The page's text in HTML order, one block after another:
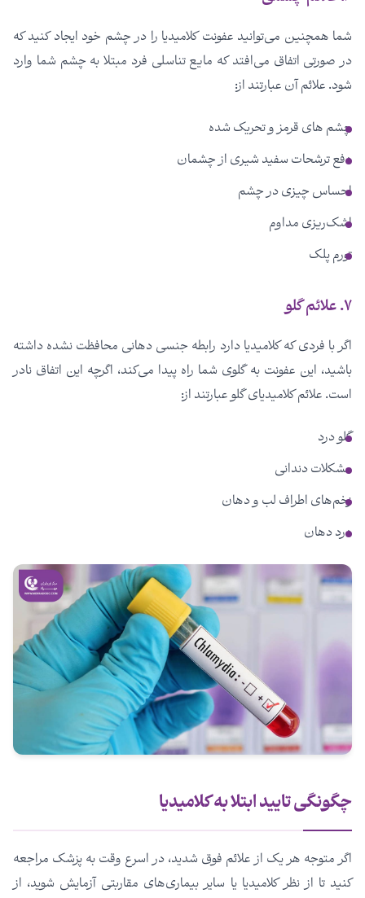
شما همچنین می‌توانید عفونت کلامیدیا را در چشم خود ایجاد کنید که
در صورتی اتفاق می‌افتد که مایع تناسلی فرد مبتلا به چشم شما وارد
شود. علائم آن عبارتند از:
چشم های قرمز و تحریک شده
دفع ترشحات سفید شیری از چشمان
احساس چیزی در چشم
اشک‌ریزی مداوم
تورم پلک
۷. علائم گلو
اگر با فردی که کلامیدیا دارد رابطه جنسی دهانی محافظت نشده داشته
باشید، این عفونت به گلوی شما راه پیدا می‌کند، اگرچه این اتفاق نادر
است. علائم کلامیدیای گلو عبارتند از:
گلو درد
مشکلات دندانی
زخم‌های اطراف لب و دهان
درد دهان
چگونگی تایید ابتلا به کلامیدیا
اگر متوجه هر یک از علائم فوق شدید، در اسرع وقت به پزشک مراجعه
کنید تا از نظر کلامیدیا یا سایر بیماری‌های مقاربتی آزمایش شوید، از